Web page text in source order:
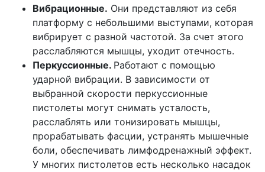
Вибрационные. Они представляют из себя
платформу с небольшими выступами, которая
вибрирует с разной частотой. За счет этого
расслабляются мышцы, уходит отечность.
Перкуссионные. Работают с помощью
ударной вибрации. В зависимости от
выбранной скорости перкуссионные
пистолеты могут снимать усталость,
расслаблять или тонизировать мышцы,
прорабатывать фасции, устранять мышечные
боли, обеспечивать лимфодренажный эффект.
У многих пистолетов есть несколько насадок